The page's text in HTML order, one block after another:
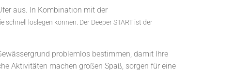
aus. In Kombination mit der
schnell loslegen können. Der Deeper START ist der
problemlos bestimmen, damit Ihre
Aktivitäten machen großen Spaß, sorgen für eine